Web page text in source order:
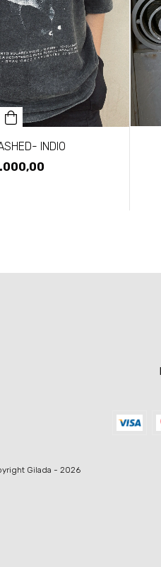
INDIO
Gilada - 2026